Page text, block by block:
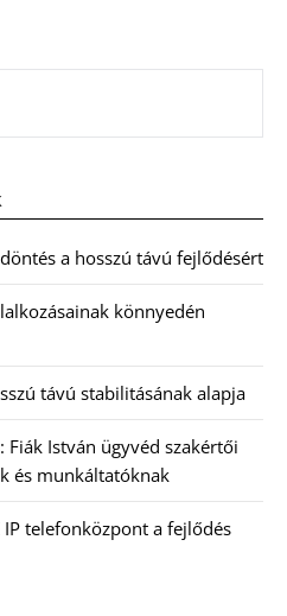
a hosszú távú fejlődésért
könnyedén
távú stabilitásának alapja
Fiák István ügyvéd szakértői
és munkáltatóknak
IP telefonközpont a fejlődés